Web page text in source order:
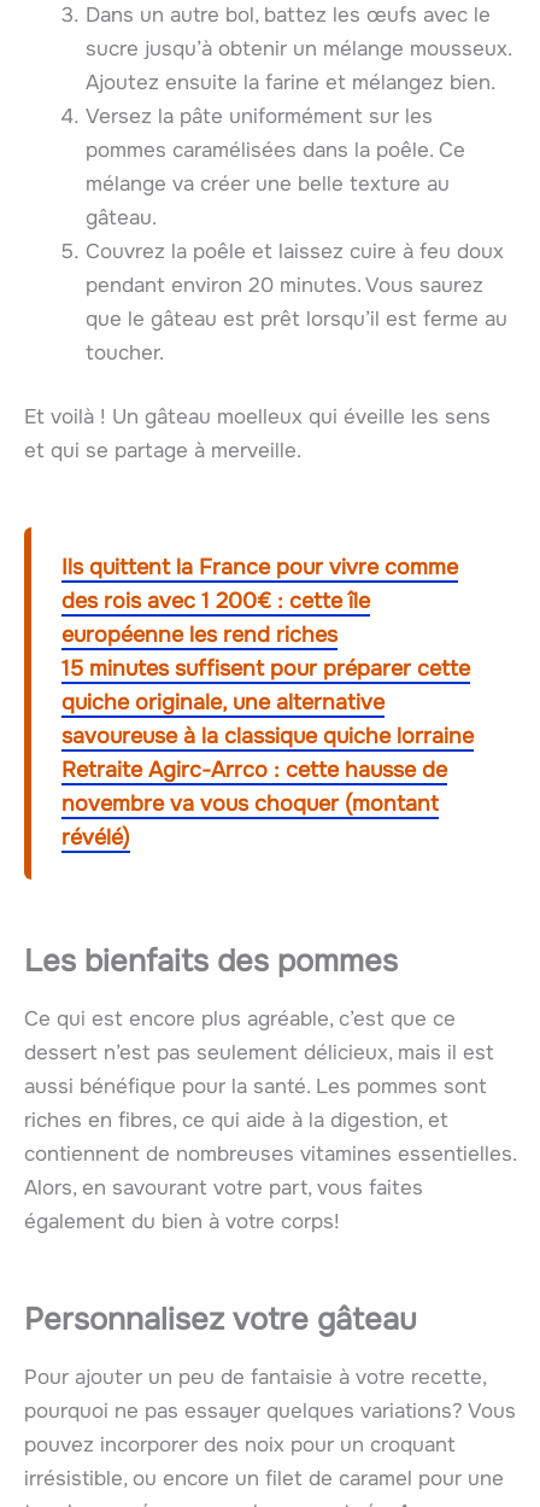
Dans un autre bol, battez les œufs avec le
sucre jusqu’à obtenir un mélange mousseux.
Ajoutez ensuite la farine et mélangez bien.
Versez la pâte uniformément sur les
pommes caramélisées dans la poêle. Ce
mélange va créer une belle texture au
gâteau.
Couvrez la poêle et laissez cuire à feu doux
pendant environ 20 minutes. Vous saurez
que le gâteau est prêt lorsqu’il est ferme au
toucher.
Et voilà ! Un gâteau moelleux qui éveille les sens
et qui se partage à merveille.
Ils quittent la France pour vivre comme
des rois avec 1 200€ : cette île
européenne les rend riches
15 minutes suffisent pour préparer cette
quiche originale, une alternative
savoureuse à la classique quiche lorraine
Retraite Agirc-Arrco : cette hausse de
novembre va vous choquer (montant
révélé)
Les bienfaits des pommes
Ce qui est encore plus agréable, c’est que ce
dessert n’est pas seulement délicieux, mais il est
aussi bénéfique pour la santé. Les pommes sont
riches en fibres, ce qui aide à la digestion, et
contiennent de nombreuses vitamines essentielles.
Alors, en savourant votre part, vous faites
également du bien à votre corps!
Personnalisez votre gâteau
Pour ajouter un peu de fantaisie à votre recette,
pourquoi ne pas essayer quelques variations? Vous
pouvez incorporer des noix pour un croquant
irrésistible, ou encore un filet de caramel pour une